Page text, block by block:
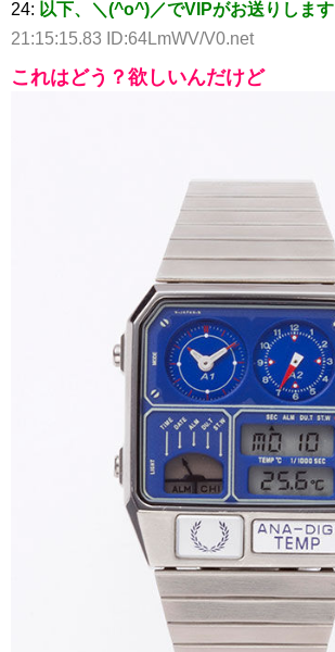
24: 以下、＼(^o^)／でVIPがお送りします
21:15:15.83 ID:64LmWV/V0.net
これはどう？欲しいんだけど